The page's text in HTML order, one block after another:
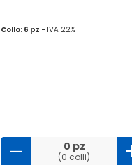
Collo: 6 pz - IVA 22%
0 pz
(0 colli)